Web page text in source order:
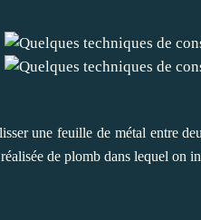
une feuille de métal entre
de plomb dans lequel on